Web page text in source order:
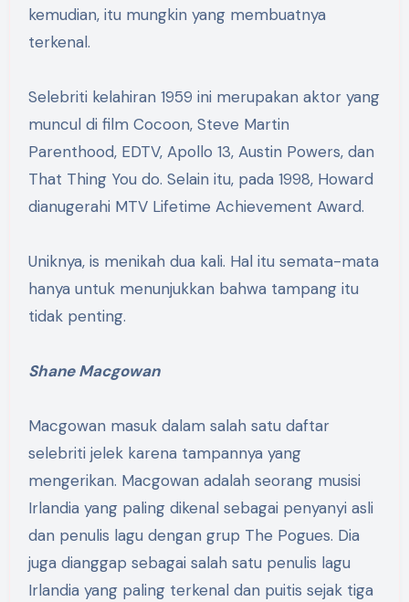
kemudian, itu mungkin yang membuatnya
terkenal.
Selebriti kelahiran 1959 ini merupakan aktor yang
muncul di film Cocoon, Steve Martin
Parenthood, EDTV, Apollo 13, Austin Powers, dan
That Thing You do. Selain itu, pada 1998, Howard
dianugerahi MTV Lifetime Achievement Award.
Uniknya, is menikah dua kali. Hal itu semata-mata
hanya untuk menunjukkan bahwa tampang itu
tidak penting.
Shane Macgowan
Macgowan masuk dalam salah satu daftar
selebriti jelek karena tampannya yang
mengerikan. Macgowan adalah seorang musisi
Irlandia yang paling dikenal sebagai penyanyi asli
dan penulis lagu dengan grup The Pogues. Dia
juga dianggap sebagai salah satu penulis lagu
Irlandia yang paling terkenal dan puitis sejak tiga